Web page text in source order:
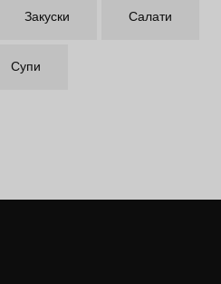
Закуски Салати
Супи